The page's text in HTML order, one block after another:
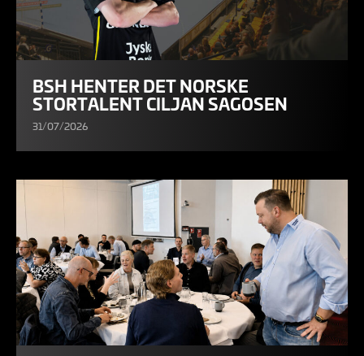
BSH HENTER DET NORSKE
STORTALENT CILJAN SAGOSEN
31/07/2026